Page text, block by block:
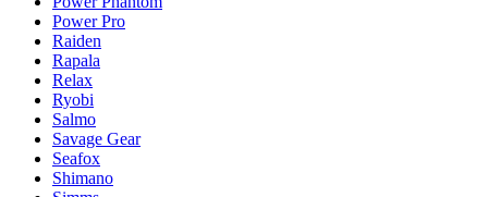
Power Pro
Raiden
Rapala
Relax
Ryobi
Salmo
Savage Gear
Seafox
Shimano